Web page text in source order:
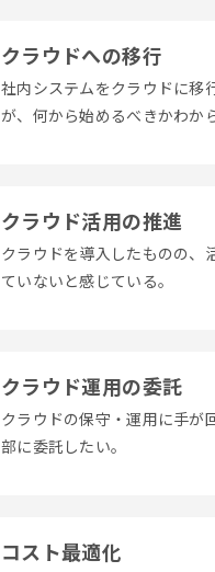
クラウドへの移行
社内システムをクラウドに移
が、何から始めるべきかわか
クラウド活用の推進
クラウドを導入したものの、
ていないと感じている。
クラウド運用の委託
クラウドの保守・運用に手が
部に委託したい。
コスト最適化